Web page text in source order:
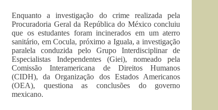
Enquanto a investigação do crime realizada pela
Procuradoria Geral da República do México concluiu
que os estudantes foram incinerados em um aterro
sanitário, em Cocula, próximo a Iguala, a investigação
paralela conduzida pelo Grupo Interdisciplinar de
Especialistas Independentes (Giei), nomeado pela
Comissão Interamericana de Direitos Humanos
(CIDH), da Organização dos Estados Americanos
(OEA), questiona as conclusões do governo
mexicano.